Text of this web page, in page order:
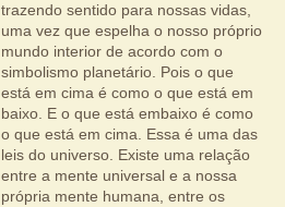
trazendo sentido para nossas vidas,
uma vez que espelha o nosso próprio
mundo interior de acordo com o
simbolismo planetário. Pois o que
está em cima é como o que está em
baixo. E o que está embaixo é como
o que está em cima. Essa é uma das
leis do universo. Existe uma relação
entre a mente universal e a nossa
própria mente humana, entre os